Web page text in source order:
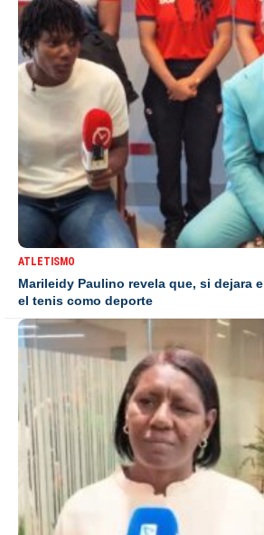
ATLETISMO
Marileidy Paulino revela que, si dejara
el tenis como deporte